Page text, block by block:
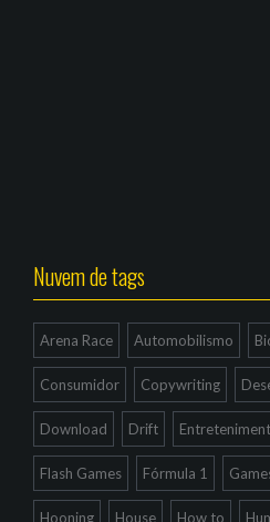
Nuvem de tags
Arena Race Automobilismo
Consumidor Copywriting
Download Drift
Flash Games Fórmula 1
Hooning House How to